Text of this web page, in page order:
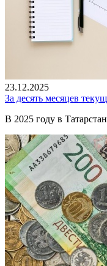
23.12.2025
За десять месяцев
В 2025 году в